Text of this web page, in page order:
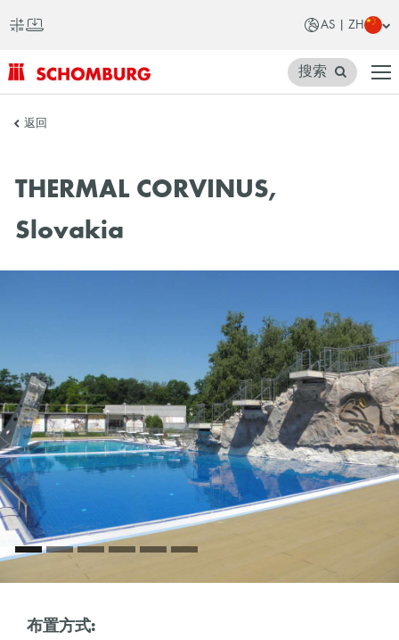
AS | ZH
SCHOMBURG
洲
搜索
返回
THERMAL CORVINUS,
Slovakia
布置方式: